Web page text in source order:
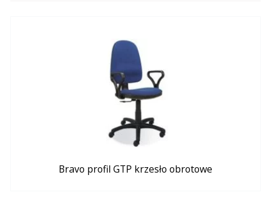
Bravo profil GTP krzesło obrotowe